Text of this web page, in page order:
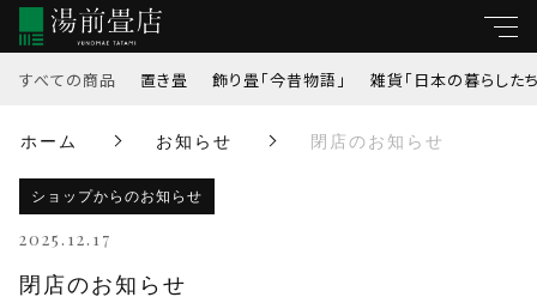
すべての商品 置き畳 飾り畳「今昔物語」 雑貨「日本の暮らした
ホーム お知らせ 閉店のお知らせ
ショップからのお知らせ
2025.12.17
閉店のお知らせ